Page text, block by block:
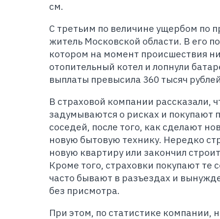
см.
С третьим по величине ущербом по
житель Московской области. В его
котором на момент происшествия
отопительный котел и лопнули
выплаты превысила 360 тысяч
В страховой компании рассказали,
задумываются о рисках и покупают
соседей, после того, как сделают
новую бытовую технику. Нередко
новую квартиру или закончил
Кроме того, страховки покупают те
часто бывают в разъездах и
без присмотра.
При этом, по статистике компании,